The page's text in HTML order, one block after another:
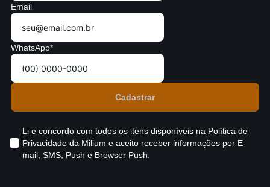
Email
WhatsApp*
Li e concordo com todos os itens disponíveis na Política de
Privacidade da Milium e aceito receber informações por E-
mail, SMS, Push e Browser Push.